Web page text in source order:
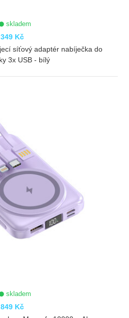
skladem
349 Kč
síťový adaptér nabíječka do
3x USB - bílý
skladem
849 Kč